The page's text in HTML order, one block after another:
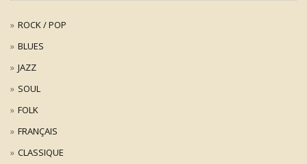
ROCK / POP
BLUES
JAZZ
SOUL
FOLK
FRANÇAIS
CLASSIQUE